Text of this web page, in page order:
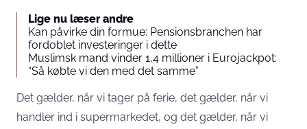
Lige nu læser andre
Kan påvirke din formue: Pensionsbranchen har
fordoblet investeringer i dette
Muslimsk mand vinder 1,4 millioner i Eurojackpot:
“Så købte vi den med det samme”
Det gælder, når vi tager på ferie, det gælder, når vi
handler ind i supermarkedet, og det gælder, når vi